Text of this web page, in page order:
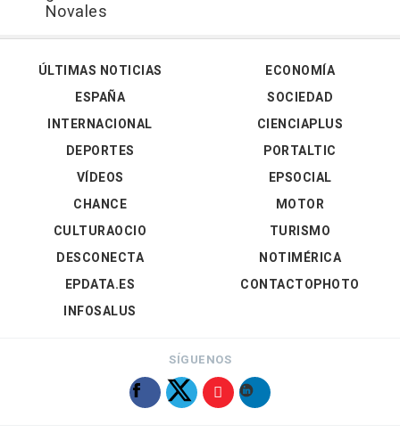
Novales
ÚLTIMAS NOTICIAS
ESPAÑA
INTERNACIONAL
DEPORTES
VÍDEOS
ECONOMÍA
SOCIEDAD
CIENCIAPLUS
PORTALTIC
EPSOCIAL
CHANCE
CULTURAOCIO
DESCONECTA
EPDATA.ES
INFOSALUS
MOTOR
TURISMO
NOTIMÉRICA
CONTACTOPHOTO
SÍGUENOS